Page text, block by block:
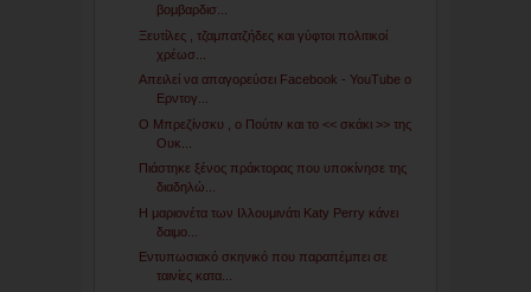
βομβαρδισ...
Ξευτίλες , τζαμπατζήδες και γύφτοι πολιτικοί
χρέωσ...
Απειλεί να απαγορεύσει Facebook - YouTube ο
Ερντογ...
Ο Μπρεζίνσκυ , ο Πούτιν και το << σκάκι >> της
Ουκ...
Πιάστηκε ξένος πράκτορας που υποκίνησε της
διαδηλώ...
Η μαριονέτα των Ιλλουμινάτι Katy Perry κάνει
δαιμο...
Εντυπωσιακό σκηνικό που παραπέμπει σε
ταινίες κατα...